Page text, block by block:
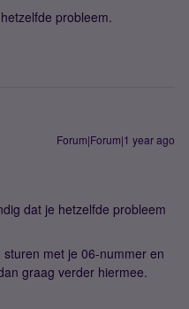
probleem.
Forum|Forum|1 year ago
dat je hetzelfde probleem
sturen met je 06-nummer en
graag verder hiermee.